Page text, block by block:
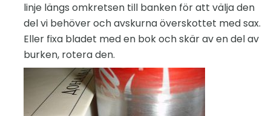
linje längs omkretsen till banken för att välja den
del vi behöver och avskurna överskottet med sax.
Eller fixa bladet med en bok och skär av en del av
burken, rotera den.